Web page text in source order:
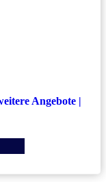
Angebote |